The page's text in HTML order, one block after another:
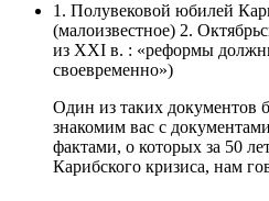
1. Полувековой юбилей
(малоизвестное) 2.
из XXI в. : «реформы
своевременно»)
Один из таких
знакомим вас с
фактами, о которых за 50
Карибского кризиса, нам